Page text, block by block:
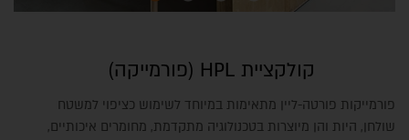
קולקציית HPL (פורמייקה)
פורמייקות פורטה-ליין מתאימות במיוחד לשימוש כציפוי למשטח
שולחן, היות והן מיוצרות בטכנולוגיה מתקדמת, מחומרים איכותיים,